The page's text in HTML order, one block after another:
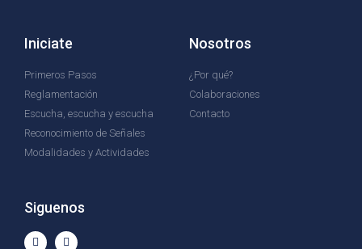
Iniciate
Primeros Pasos
Reglamentación
Escucha, escucha y escucha
Reconocimiento de Señales
Modalidades y Actividades
Nosotros
¿Por qué?
Colaboraciones
Contacto
Siguenos